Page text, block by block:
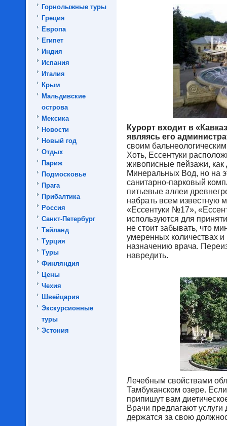
Горнолыжные туры
Греция
Европа
Египет
Индия
Испания
Италия
Крым
Мальдивские
острова
Мексика
Новости
Новый год
Отдых
Париж
Подмосковье
Прага
Прибалтика
Россия
Санкт-Петербург
Тайланд
Турция
Туры
Финляндия
Цены
Чехия
Швейцария
Экскурсионные
туры
Эстония
Курорт входит в
являясь его
своим
Хоть, Ессентуки
живописные пейзажи, как
Минеральных Вод, но на
санитарно-парковый
питьевые аллеи
набрать всем известную
«Ессентуки №17»,
используются для
не стоит забывать, что
умеренных количествах и
назначению врача.
навредить.
Лечебным свойствами
Тамбуканском озере.
припишут вам
Врачи предлагают услуги
держатся за свою